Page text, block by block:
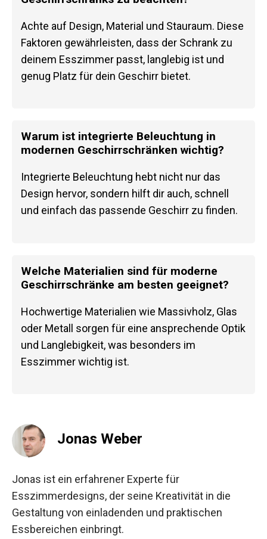
Achte auf Design, Material und Stauraum. Diese
Faktoren gewährleisten, dass der Schrank zu
deinem Esszimmer passt, langlebig ist und
genug Platz für dein Geschirr bietet.
Warum ist integrierte Beleuchtung in
modernen Geschirrschränken wichtig?
Integrierte Beleuchtung hebt nicht nur das
Design hervor, sondern hilft dir auch, schnell
und einfach das passende Geschirr zu finden.
Welche Materialien sind für moderne
Geschirrschränke am besten geeignet?
Hochwertige Materialien wie Massivholz, Glas
oder Metall sorgen für eine ansprechende Optik
und Langlebigkeit, was besonders im
Esszimmer wichtig ist.
Jonas Weber
Jonas ist ein erfahrener Experte für
Esszimmerdesigns, der seine Kreativität in die
Gestaltung von einladenden und praktischen
Essbereichen einbringt.